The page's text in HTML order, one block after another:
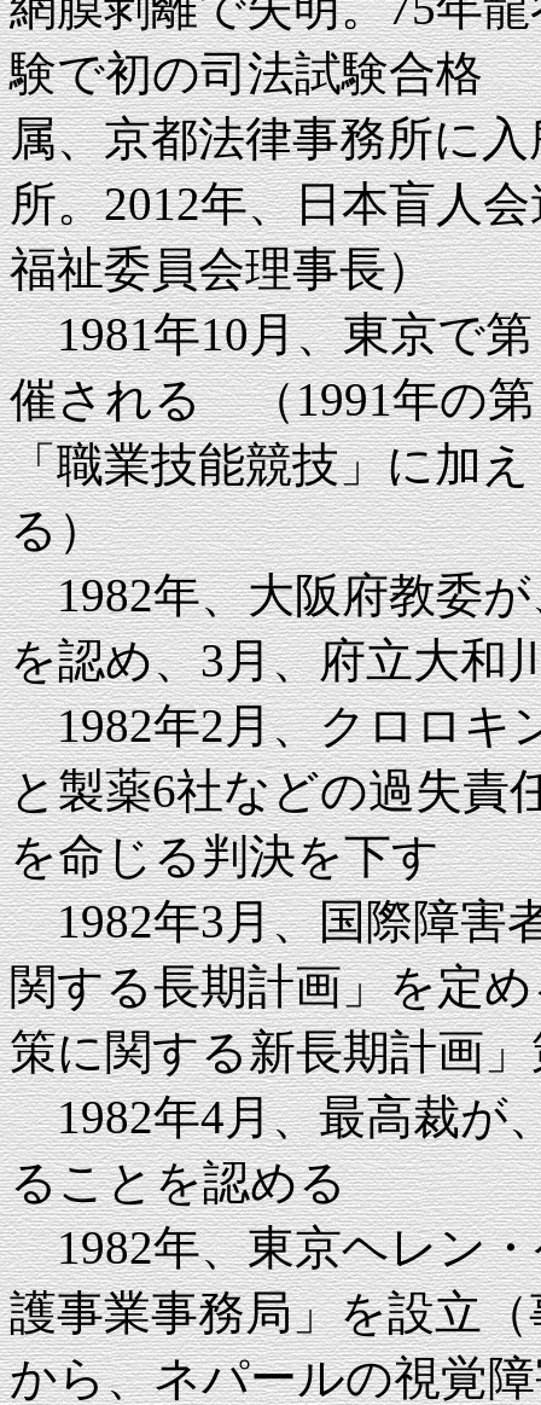
験で初の司法試験合格
属、京都法律事務所に
所。2012年、日本盲人
福祉委員会理事長）
1981年10月、東京で第
催される （1991年の
「職業技能競技」に加
る）
1982年、大阪府教委が
を認め、3月、府立大和
1982年2月、クロロキ
と製薬6社などの過失責
を命じる判決を下す
1982年3月、国際障害
関する長期計画」を定
策に関する新長期計画
1982年4月、最高裁が
ることを認める
1982年、東京ヘレン・
護事業事務局」を設立
から、ネパールの視覚